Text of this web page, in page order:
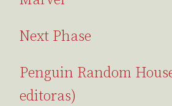
Next Phase
Penguin Random
editoras)